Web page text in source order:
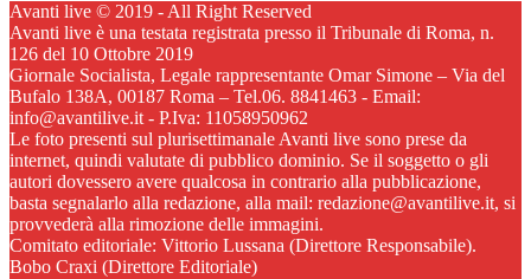
Avanti live © 2019 - All Right Reserved
Avanti live è una testata registrata presso il Tribunale di Roma, n.
126 del 10 Ottobre 2019
Giornale Socialista, Legale rappresentante Omar Simone – Via del
Bufalo 138A, 00187 Roma – Tel.06. 8841463 - Email:
info@avantilive.it - P.Iva: 11058950962
Le foto presenti sul plurisettimanale Avanti live sono prese da
internet, quindi valutate di pubblico dominio. Se il soggetto o gli
autori dovessero avere qualcosa in contrario alla pubblicazione,
basta segnalarlo alla redazione, alla mail: redazione@avantilive.it, si
provvederà alla rimozione delle immagini.
Comitato editoriale: Vittorio Lussana (Direttore Responsabile).
Bobo Craxi (Direttore Editoriale)